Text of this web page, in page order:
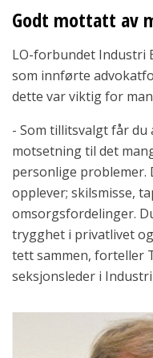
Godt mottatt av
LO-forbundet Industri
som innførte
dette var viktig for
- Som tillitsvalgt får du
motsetning til det
personlige problemer.
opplever; skilsmisse,
omsorgsfordelinger.
trygghet i privatlivet
tett sammen, forteller
seksjonsleder i